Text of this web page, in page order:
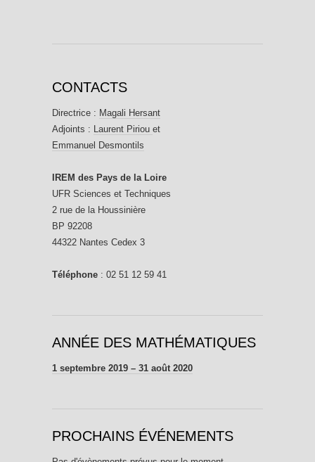
CONTACTS
Directrice : Magali Hersant
Adjoints : Laurent Piriou et
Emmanuel Desmontils
IREM des Pays de la Loire
UFR Sciences et Techniques
2 rue de la Houssinière
BP 92208
44322 Nantes Cedex 3
Téléphone : 02 51 12 59 41
ANNÉE DES MATHÉMATIQUES
1 septembre 2019 – 31 août 2020
PROCHAINS ÉVÉNEMENTS